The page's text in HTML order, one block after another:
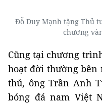
Đỗ Duy Mạnh tặng Thủ
chương
Cũng tại chương
hoạt đời thường bên
thủ, ông Trần Anh
bóng đá nam Việt